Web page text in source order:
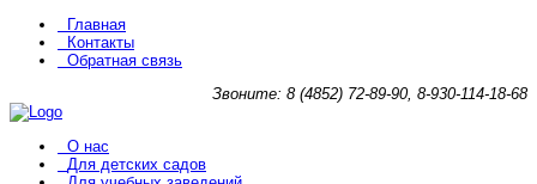
Главная
Контакты
Обратная связь
Звоните: 8 (4852) 72-89-90, 8-930-114-18-68
О нас
Для детских садов